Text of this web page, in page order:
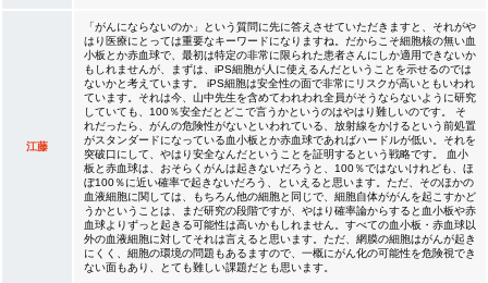
江藤
「がんにならないのか」という質問に先に答えさせていただきますと、それがや
はり医療にとっては重要なキーワードになりますね。だからこそ細胞核の無い血
小板とか赤血球で、最初は特定の非常に限られた患者さんにしか適用できないか
もしれませんが、まずは、iPS細胞が人に使えるんだということを示せるのでは
ないかと考えています。 iPS細胞は安全性の面で非常にリスクが高いともいわれ
ています。それは今、山中先生を含めてわれわれ全員がそうならないように研究
していても、100％安全だとどこで言うかというのはやはり難しいのです。 そ
れだったら、がんの危険性がないといわれている、放射線をかけるという前処置
がスタンダードになっている血小板とか赤血球であればハードルが低い。それを
突破口にして、やはり安全なんだということを証明するという戦略です。 血小
板と赤血球は、おそらくがんは起きないだろうと、100％ではないけれども、ほ
ぼ100％に近い確率で起きないだろう、といえると思います。ただ、そのほかの
血液細胞に関しては、もちろん他の細胞と同じで、細胞自体ががんを起こすかど
うかということは、まだ研究の段階ですが、やはり確率論からすると血小板や赤
血球よりずっと起きる可能性は高いかもしれません。すべての血小板・赤血球以
外の血液細胞に対してそれは言えると思います。ただ、網膜の細胞はがんが起き
にくく、細胞の環境の問題もあるますので、一概にがん化の可能性を危険視でき
ない面もあり、とても難しい課題だとも思います。